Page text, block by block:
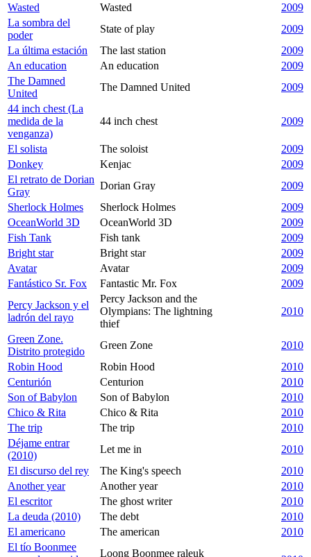
Wasted Wasted
2009
La sombra del
poder
State of play
2009
La última estación
The last station
2009
An education
An education
2009
The Damned
United
The Damned United
2009
44 inch chest (La
medida de la
venganza)
44 inch chest 2009
El solista The soloist
2009
Donkey
Kenjac
2009
El retrato de Dorian
Gray
Dorian Gray
2009
Sherlock Holmes
Sherlock Holmes
2009
OceanWorld 3D
OceanWorld 3D
2009
Fish Tank
Fish tank
2009
Bright star
Bright star
2009
Avatar
Avatar
2009
Fantástico Sr. Fox
Fantastic Mr. Fox
2009
Percy Jackson y el
ladrón del rayo
Percy Jackson and the
Olympians: The lightning
thief
2010
Green Zone.
Distrito protegido
Green Zone
2010
Robin Hood
Robin Hood
2010
Centurión
Centurion
2010
Son of Babylon
Son of Babylon
2010
Chico & Rita
Chico & Rita
2010
The trip
The trip
2010
Déjame entrar
(2010)
Let me in
2010
El discurso del rey
The King's speech
2010
Another year
Another year
2010
El escritor
The ghost writer
2010
La deuda (2010)
The debt
2010
El americano
The american
2010
El tío Boonmee
Loong Boonmee raleuk